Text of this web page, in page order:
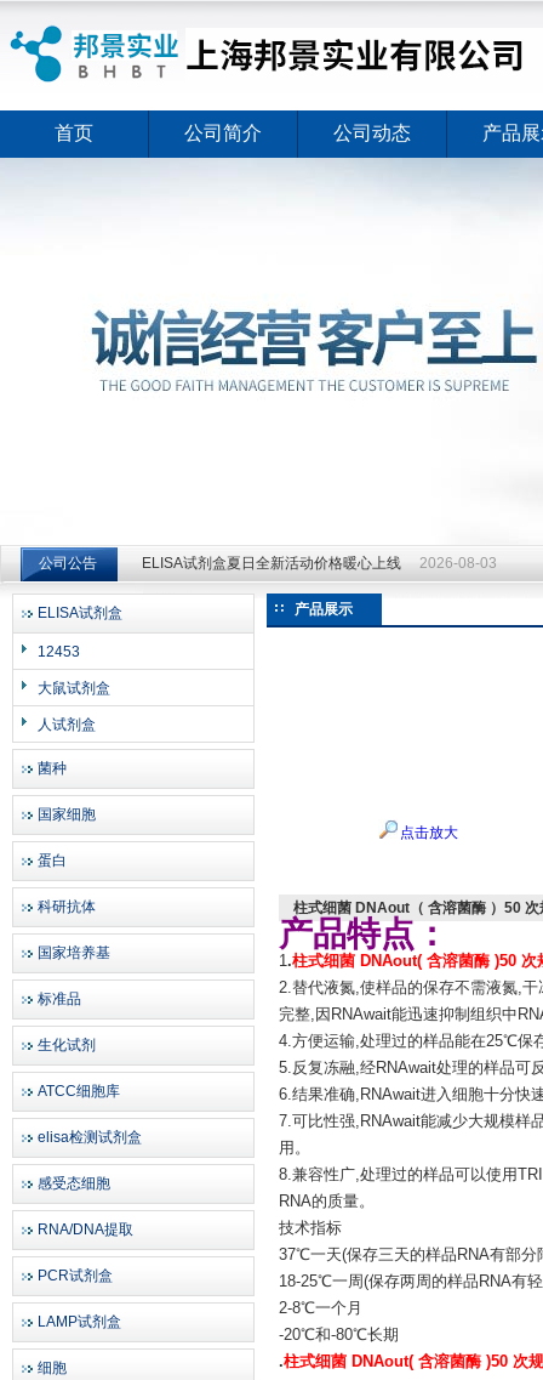
上海邦景实业有限公司
首页 公司简介 公司动态 产品
公司公告 ELISA试剂盒夏日全新活动价格暖心上线 2026-08-03
ELISA试剂盒夏日全新活动价格暖心上线
ELISA试剂盒
12453
大鼠试剂盒
人试剂盒
菌种
国家细胞
蛋白
科研抗体
国家培养基
标准品
生化试剂
ATCC细胞库
elisa检测试剂盒
感受态细胞
RNA/DNA提取
PCR试剂盒
LAMP试剂盒
细胞
产品展示
点击放大
柱式细菌 DNAout（ 含溶菌酶 ）50 次
产品特点：
1.柱式细菌 DNAout( 含溶菌酶 )50 次
2.替代液氮,使样品的保存不需液氮,
完整,因RNAwait能迅速抑制组织中
4.方便运输,处理过的样品能在25℃保
5.反复冻融,经RNAwait处理的样品可
6.结果准确,RNAwait进入细胞十分快
7.可比性强,RNAwait能减少大规模样
用。
8.兼容性广,处理过的样品可以使用
RNA的质量。
技术指标
37℃一天(保存三天的样品RNA有部分
18-25℃一周(保存两周的样品RNA有
2-8℃一个月
-20℃和-80℃长期
.柱式细菌 DNAout( 含溶菌酶 )50 次